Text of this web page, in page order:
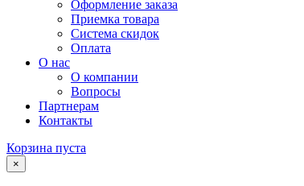
Оформление заказа
Приемка товара
Система скидок
Оплата
О нас
О компании
Вопросы
Партнерам
Контакты
Корзина пуста
×